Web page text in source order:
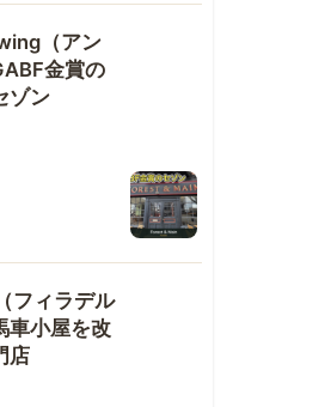
（アン
金賞の
ゾン
フィラデル
車小屋を改
店